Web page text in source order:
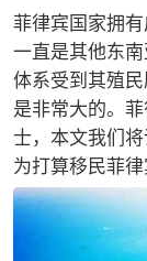
菲律宾国家拥
一直是其他东
体系受到其殖
是非常大的。
士，本文我们
为打算移民菲律